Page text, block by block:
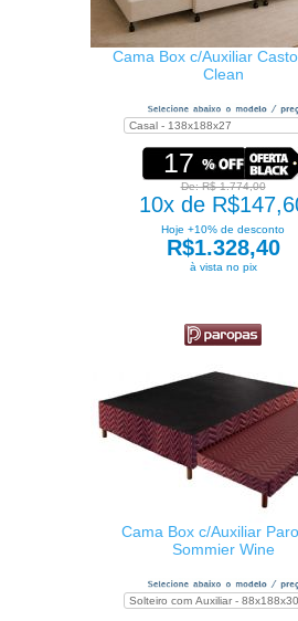
Cama Box c/Auxiliar
Clean
17
De: R$ 1.774,00
10x de
Hoje +10% de desconto
R$1.328,40
à vista no pix
Cama Box c/Auxiliar
Sommier Wine